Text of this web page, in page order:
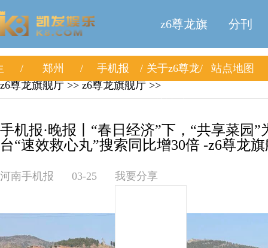
z6尊龙旗
舰厅
分刊
郑州 手机报 关于z6尊龙
站点地图
z6尊龙旗舰厅 >> z6尊龙旗舰厅 >>
手机报·晚报丨“春日经济”下，“共享菜园
台“速效救心丸”搜索同比增30倍 -z6尊龙
河南手机报 03-25 我要分享